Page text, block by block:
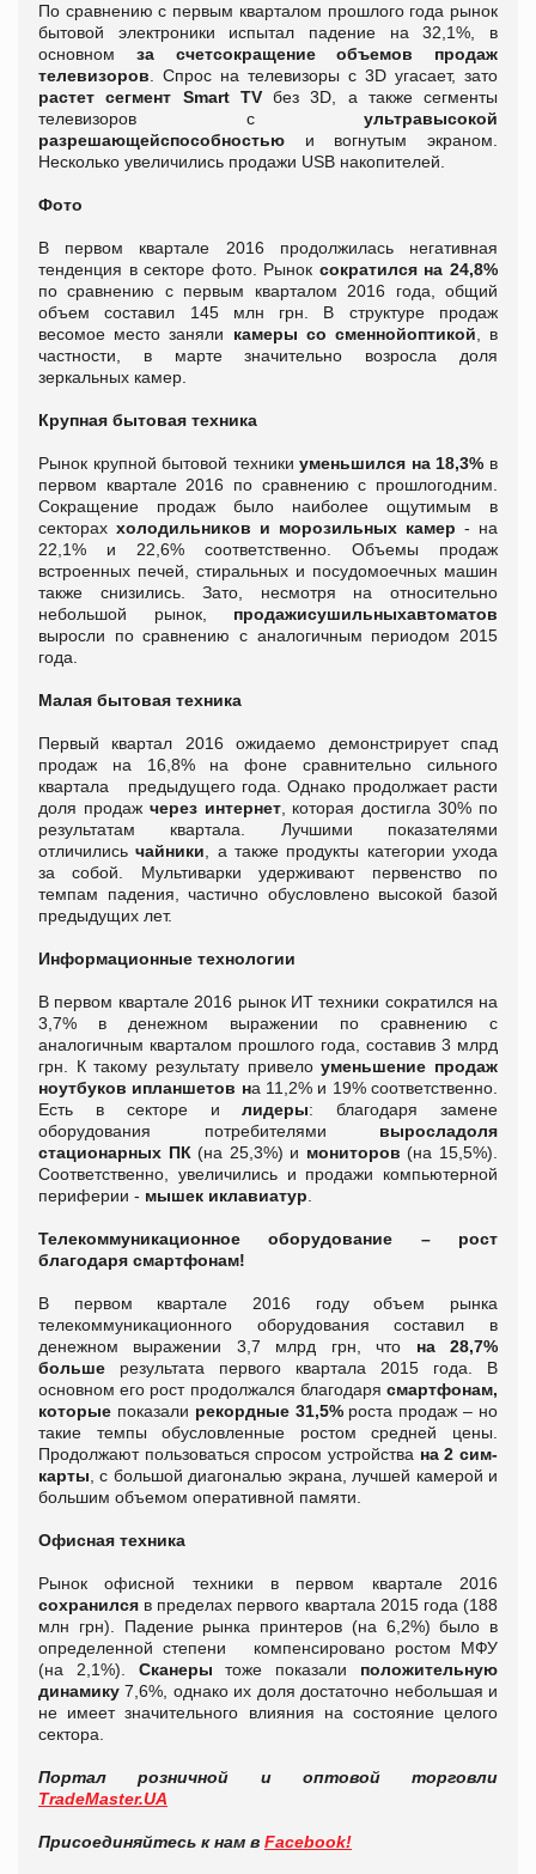
По сравнению с первым кварталом прошлого года рынок
бытовой электроники испытал падение на 32,1%, в
основном за счетсокращение объемов продаж
телевизоров. Спрос на телевизоры с 3D угасает, зато
растет сегмент Smart TVбез 3D, а также сегменты
телевизоров сультравысокой
разрешающейспособностью и вогнутым экраном.
Несколько увеличились продажи USB накопителей.
Фото
В первом квартале 2016 продолжилась негативная
тенденция в секторе фото. Рынок сократился на 24,8%
по сравнению с первым кварталом 2016 года, общий
объем составил 145 млн грн. В структуре продаж
весомое место заняли камеры со сменнойоптикой, в
частности, в марте значительно возросла доля
зеркальных камер.
Крупная бытовая техника
Рынок крупной бытовой техникиуменьшился на 18,3% в
первом квартале 2016 по сравнению с прошлогодним.
Сокращение продаж было наиболее ощутимым в
секторах холодильников и морозильных камер - на
22,1% и 22,6% соответственно. Объемы продаж
встроенных печей, стиральных и посудомоечных машин
также снизились. Зато, несмотря на относительно
небольшой рынок, продажисушильныхавтоматов
выросли по сравнению с аналогичным периодом 2015
года.
Малая бытовая техника
Первый квартал 2016 ожидаемо демонстрирует спад
продаж на 16,8% на фоне сравнительно сильного
квартала предыдущего года. Однако продолжает расти
доля продаж через интернет, которая достигла 30% по
результатам квартала. Лучшими показателями
отличилисьчайники, а также продукты категории ухода
за собой. Мультиварки удерживают первенство по
темпам падения, частично обусловлено высокой базой
предыдущих лет.
Информационные технологии
В первом квартале 2016 рынок ИТ техники сократился на
3,7% в денежном выражении по сравнению с
аналогичным кварталом прошлого года, составив 3 млрд
грн. К такому результату привелоуменьшение продаж
ноутбуков ипланшетов на 11,2% и 19% соответственно.
Есть в секторе илидеры: благодаря замене
оборудования потребителями выросладоля
стационарных ПК(на 25,3%) и мониторов (на 15,5%).
Соответственно, увеличились и продажи компьютерной
периферии - мышек иклавиатур.
Телекоммуникационное оборудование – рост
благодаря смартфонам!
В первом квартале 2016 году объем рынка
телекоммуникационного оборудования составил в
денежном выражении 3,7 млрд грн, что на 28,7%
больше результата первого квартала 2015 года. В
основном его рост продолжался благодаря смартфонам,
которые показали рекордные 31,5% роста продаж – но
такие темпы обусловленные ростом средней цены.
Продолжают пользоваться спросом устройства на 2 сим-
карты, с большой диагональю экрана, лучшей камерой и
большим объемом оперативной памяти.
Офисная техника
Рынок офисной техники в первом квартале 2016
сохранился в пределах первого квартала 2015 года (188
млн грн). Падение рынка принтеров (на 6,2%) было в
определенной степени компенсировано ростом МФУ
(на 2,1%). Сканеры тоже показали положительную
динамику 7,6%, однако их доля достаточно небольшая и
не имеет значительного влияния на состояние целого
сектора.
Портал розничной и оптовой торговли
TradeMaster.UA
Присоединяйтесь к нам в Facebook!